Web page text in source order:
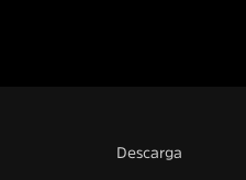
Descarga